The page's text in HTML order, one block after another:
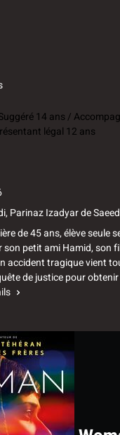
14 ans /
légal 12 ans
Parinaz Izadyarde
de 45 ans, élève seule
son petit ami Hamid, son
accident tragique vient
de justice pour